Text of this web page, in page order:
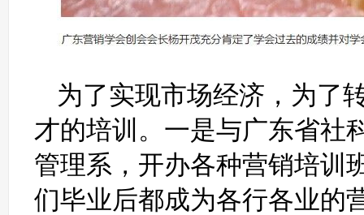
为了实现市场经济，为了
才的培训。一是与广东省社
管理系，开办各种营销培训
们毕业后都成为各行各业的